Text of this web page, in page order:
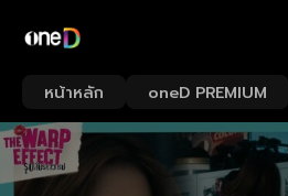
หน้าหลัก oneD PREMIUM